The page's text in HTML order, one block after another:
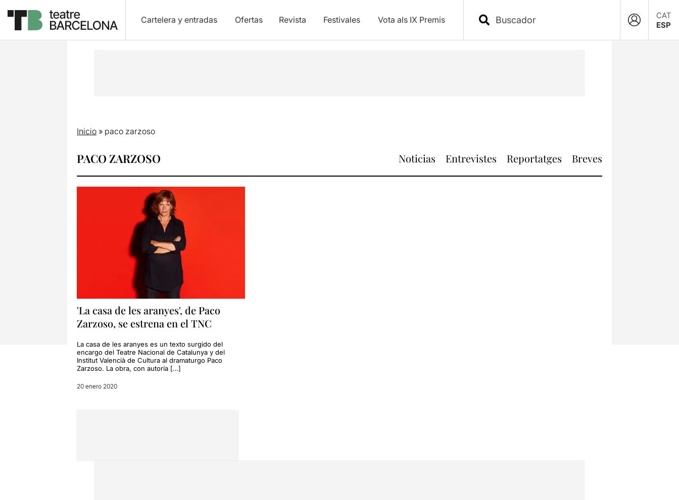
Cartelera y entradas Ofertas Revista Festivales Vota als IX Premis
CAT
ESP
Inicio» paco zarzoso
PACO ZARZOSO Noticias Entrevistes Reportatges Breves
'La casa de les aranyes', de Paco
Zarzoso, se estrena en el TNC
La casa de les aranyes es un texto surgido del
encargo del Teatre Nacional de Catalunya y del
Institut Valencià de Cultura al dramaturgo Paco
Zarzoso. La obra, con autoría […]
20 enero 2020